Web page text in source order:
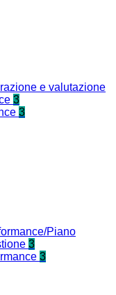
e valutazione
3
3
Piano
3
3